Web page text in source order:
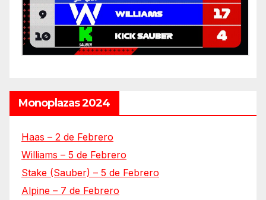
Monoplazas 2024
Haas – 2 de Febrero
Williams – 5 de Febrero
Stake (Sauber) – 5 de Febrero
Alpine – 7 de Febrero